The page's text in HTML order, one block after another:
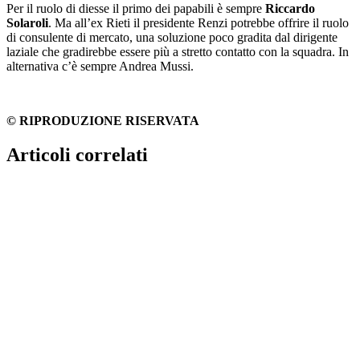
Per il ruolo di diesse il primo dei papabili è sempre Riccardo
Solaroli. Ma all’ex Rieti il presidente Renzi potrebbe offrire il ruolo
di consulente di mercato, una soluzione poco gradita dal dirigente
laziale che gradirebbe essere più a stretto contatto con la squadra. In
alternativa c’è sempre Andrea Mussi.
© RIPRODUZIONE RISERVATA
Articoli correlati